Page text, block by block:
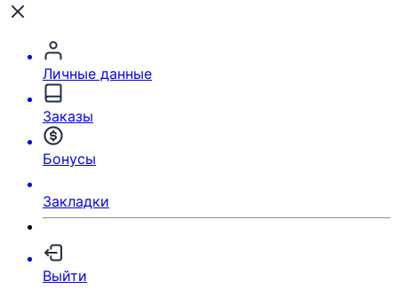
Личные данные
Заказы
Бонусы
Закладки
Выйти